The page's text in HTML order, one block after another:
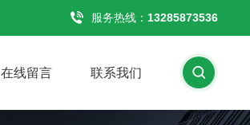
服务热线： 13285873536
在线留言 联系我们